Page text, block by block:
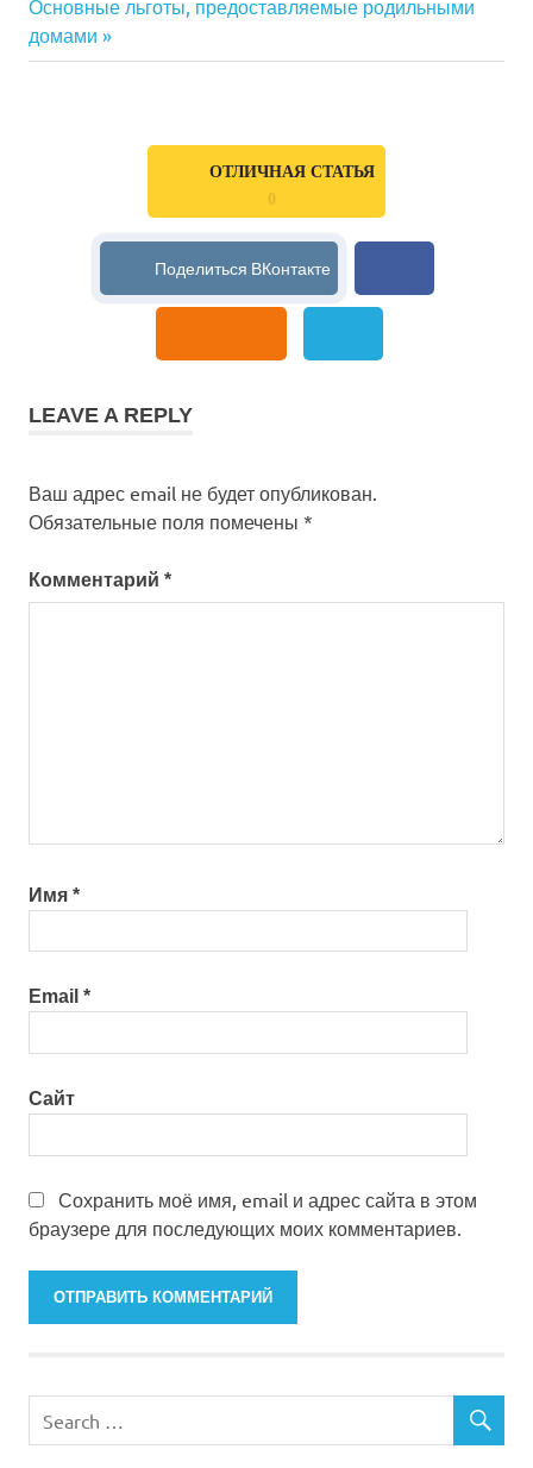
по
Next
Post:
Основные льготы, предоставляемые родильными
домами
ОТЛИЧНАЯ СТАТЬЯ
0
LEAVE A REPLY
Ваш адрес email не будет опубликован.
Обязательные поля помечены *
Комментарий *
Имя *
Email *
Сайт
Сохранить моё имя, email и адрес сайта в этом
браузере для последующих моих комментариев.